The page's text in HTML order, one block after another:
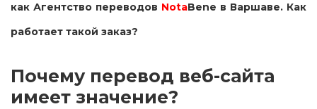
как Агентство переводов NotaBene в Варшаве. Как
работает такой заказ?
Почему перевод веб-сайта
имеет значение?